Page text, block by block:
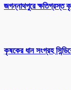
জগন্নাথপুরে ক্ষতিগ্রস্ত
কৃষকের ধান সংগ্রহ